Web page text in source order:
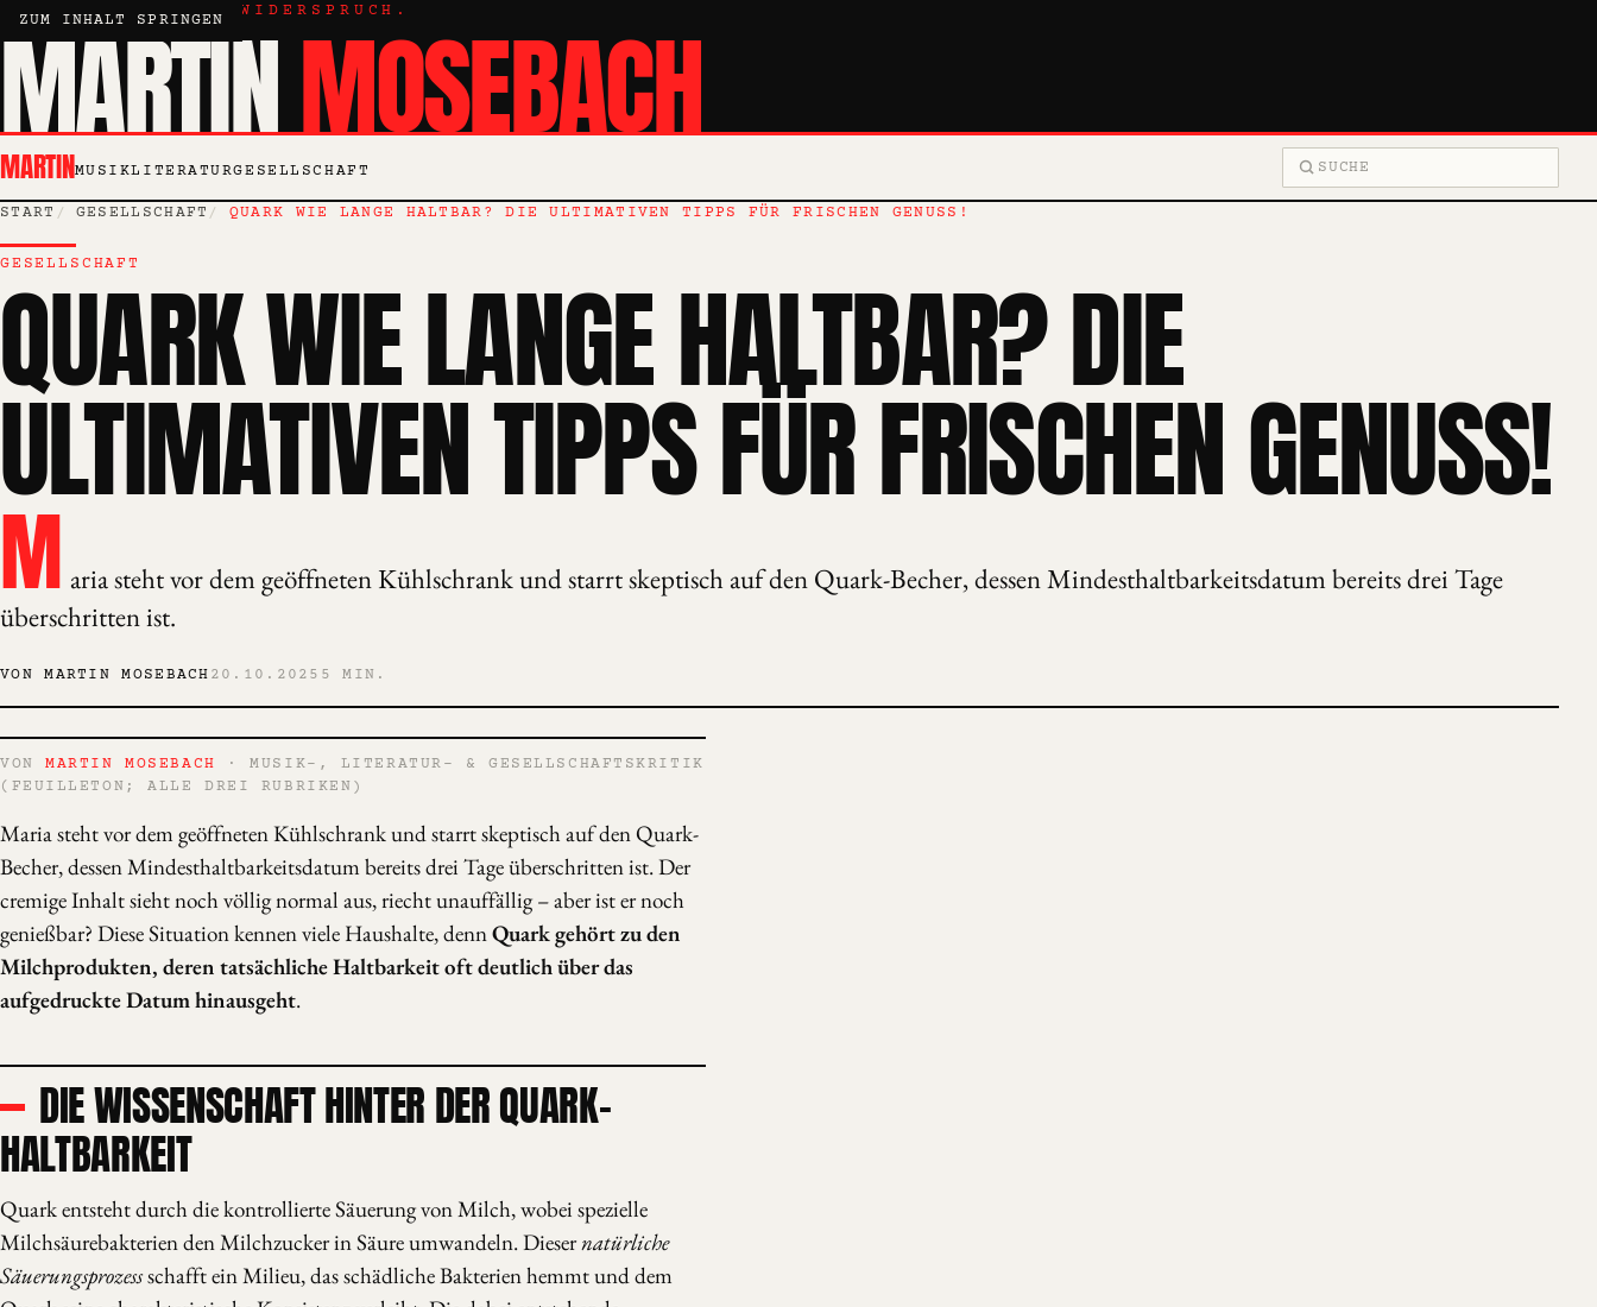
ZUM INHALT SPRINGEN
KRITIK, ESSAY, WIDERSPRUCH.
MARTINMOSEBACH
MARTINMUSIKLITERATURGESELLSCHAFT Suche
START GESELLSCHAFT QUARK WIE LANGE HALTBAR? DIE ULTIMATIVEN TIPPS FÜR FRISCHEN GENUSS!
GESELLSCHAFT
QUARK WIE LANGE HALTBAR? DIE
ULTIMATIVEN TIPPS FÜR FRISCHEN GENUSS!
M aria steht vor dem geöffneten Kühlschrank und starrt skeptisch auf den Quark-Becher, dessen Mindesthaltbarkeitsdatum bereits drei Tage
überschritten ist.
VON MARTIN MOSEBACH 20.10.2025 5 MIN.
VONMARTIN MOSEBACH
· MUSIK-, LITERATUR- & GESELLSCHAFTSKRITIK
(FEUILLETON; ALLE DREI RUBRIKEN)
Maria steht vor dem geöffneten Kühlschrank und starrt skeptisch auf den Quark-
Becher, dessen Mindesthaltbarkeitsdatum bereits drei Tage überschritten ist. Der
cremige Inhalt sieht noch völlig normal aus, riecht unauffällig – aber ist er noch
genießbar? Diese Situation kennen viele Haushalte, dennQuark gehört zu den
Milchprodukten, deren tatsächliche Haltbarkeit oft deutlich über das
aufgedruckte Datum hinausgeht.
DIE WISSENSCHAFT HINTER DER QUARK-
HALTBARKEIT
Quark entsteht durch die kontrollierte Säuerung von Milch, wobei spezielle
Milchsäurebakterien den Milchzucker in Säure umwandeln. Diesernatürliche
Säuerungsprozessschafft ein Milieu, das schädliche Bakterien hemmt und dem